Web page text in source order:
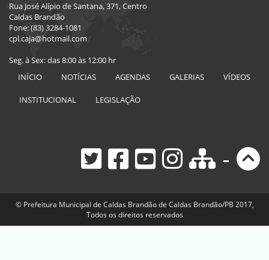
Rua José Alípio de Santana, 371, Centro
Caldas Brandão
Fone: (83) 3284-1081
cpl.caja@hotmail.com
Seg. à Sex: das 8:00 às 12:00 hr
INÍCIO
NOTÍCIAS AGENDAS GALERIAS VÍDEOS
INSTITUCIONAL LEGISLAÇÃO
-
© Prefeitura Municipal de Caldas Brandão de Caldas Brandão/PB 2017,
Todos os direitos reservados